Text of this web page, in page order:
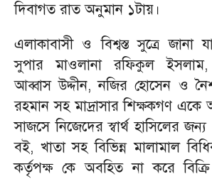
দিবাগত রাত অনুমান ১টায়।
এলাকাবাসী ও বিশ্বস্ত সুত্রে জানা
সুপার মাওলানা রফিকুল ইসলাম,
আব্বাস উদ্দীন, নজির হোসেন ও
রহমান সহ মাদ্রাসার শিক্ষকগণ
সাজসে নিজেদের স্বার্থ হাসিলের
বই, খাতা সহ বিভিন্ন মালামাল
কর্তৃপক্ষ কে অবহিত না করে